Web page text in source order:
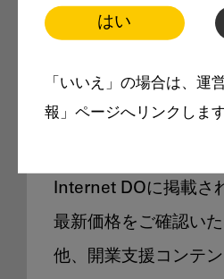
はい
「いいえ」の場合は、運
報」ページへリンクします
製品価格も
Internet DOに掲載さ
最新価格をご確認い
他、開業支援コンテ